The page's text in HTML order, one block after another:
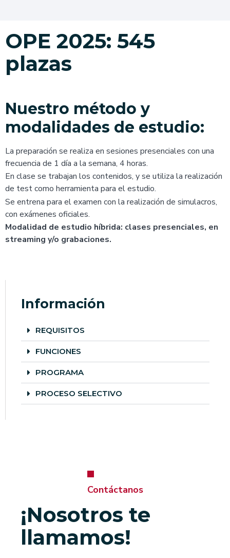
OPE 2025: 545
plazas
Nuestro método y
modalidades de estudio:
La preparación se realiza en sesiones presenciales con una
frecuencia de 1 día a la semana, 4 horas.
En clase se trabajan los contenidos, y se utiliza la realización
de test como herramienta para el estudio.
Se entrena para el examen con la realización de simulacros,
con exámenes oficiales.
Modalidad de estudio híbrida: clases presenciales, en
streaming y/o grabaciones.
Información
REQUISITOS
FUNCIONES
PROGRAMA
PROCESO SELECTIVO
Contáctanos
¡Nosotros te
llamamos!